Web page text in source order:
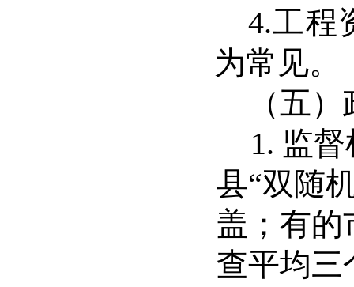
4.工程
为常见。
（五
1. 监
县“双随
盖；有的
查平均三